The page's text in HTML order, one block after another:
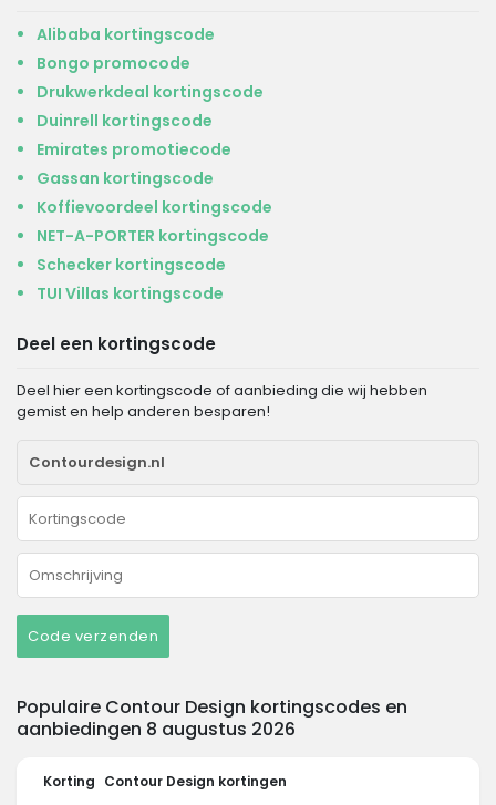
Alibaba kortingscode
Bongo promocode
Drukwerkdeal kortingscode
Duinrell kortingscode
Emirates promotiecode
Gassan kortingscode
Koffievoordeel kortingscode
NET-A-PORTER kortingscode
Schecker kortingscode
TUI Villas kortingscode
Deel een kortingscode
Deel hier een kortingscode of aanbieding die wij hebben
gemist en help anderen besparen!
Code verzenden
Populaire Contour Design kortingscodes en
aanbiedingen 8 augustus 2026
Korting Contour Design kortingen